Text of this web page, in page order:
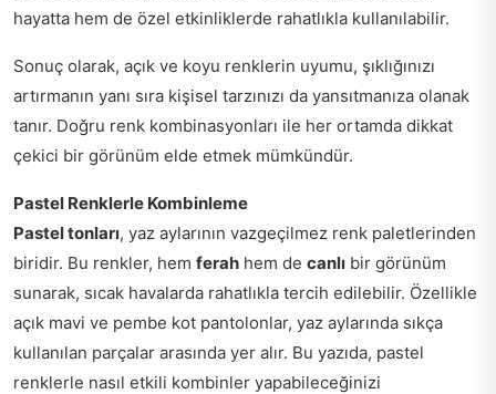
hayatta hem de özel etkinliklerde rahatlıkla kullanılabilir.
Sonuç olarak, açık ve koyu renklerin uyumu, şıklığınızı
artırmanın yanı sıra kişisel tarzınızı da yansıtmanıza olanak
tanır. Doğru renk kombinasyonları ile her ortamda dikkat
çekici bir görünüm elde etmek mümkündür.
Pastel Renklerle Kombinleme
Pastel tonları, yaz aylarının vazgeçilmez renk paletlerinden
biridir. Bu renkler, hem ferah hem de canlı bir görünüm
sunarak, sıcak havalarda rahatlıkla tercih edilebilir. Özellikle
açık mavi ve pembe kot pantolonlar, yaz aylarında sıkça
kullanılan parçalar arasında yer alır. Bu yazıda, pastel
renklerle nasıl etkili kombinler yapabileceğinizi